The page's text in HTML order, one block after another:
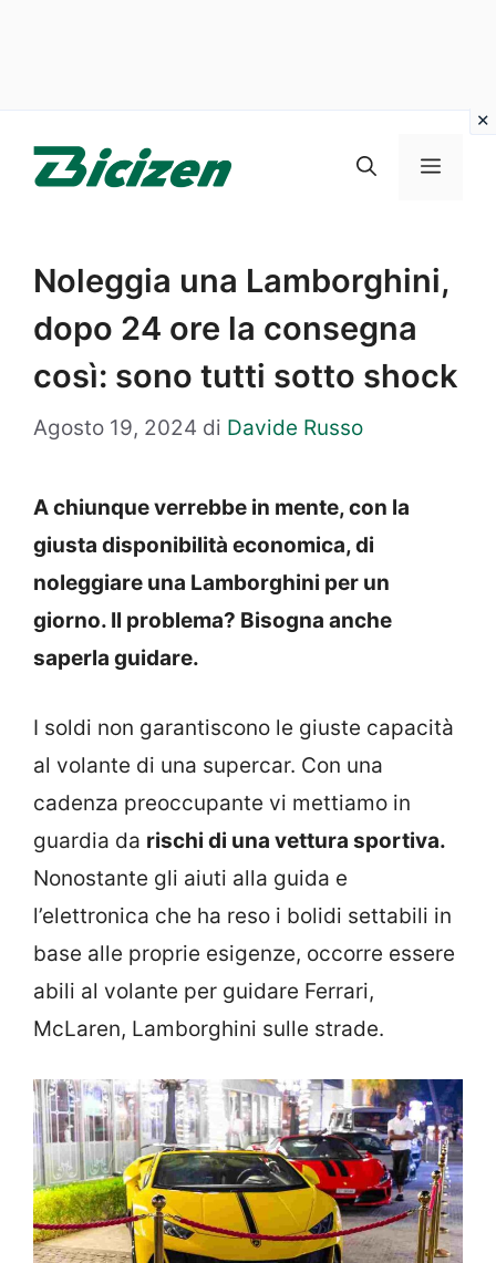
Menu
Noleggia una Lamborghini,
dopo 24 ore la consegna
così: sono tutti sotto shock
Agosto 19, 2024 di Davide Russo
A chiunque verrebbe in mente, con la
giusta disponibilità economica, di
noleggiare una Lamborghini per un
giorno. Il problema? Bisogna anche
saperla guidare.
I soldi non garantiscono le giuste capacità
al volante di una supercar. Con una
cadenza preoccupante vi mettiamo in
guardia da rischi di una vettura sportiva.
Nonostante gli aiuti alla guida e
l’elettronica che ha reso i bolidi settabili in
base alle proprie esigenze, occorre essere
abili al volante per guidare Ferrari,
McLaren, Lamborghini sulle strade.